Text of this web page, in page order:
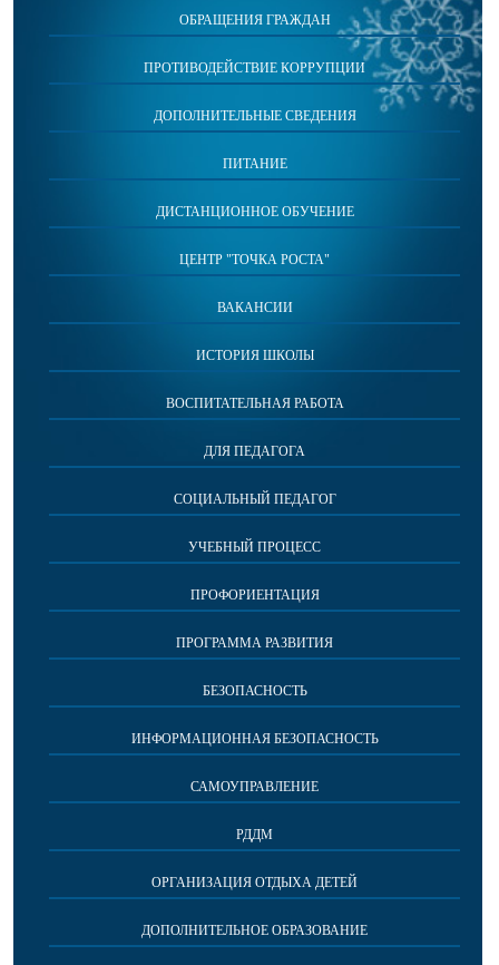
ОБРАЩЕНИЯ ГРАЖДАН
ПРОТИВОДЕЙСТВИЕ КОРРУПЦИИ
ДОПОЛНИТЕЛЬНЫЕ СВЕДЕНИЯ
ПИТАНИЕ
ДИСТАНЦИОННОЕ ОБУЧЕНИЕ
ЦЕНТР "ТОЧКА РОСТА"
ВАКАНСИИ
ИСТОРИЯ ШКОЛЫ
ВОСПИТАТЕЛЬНАЯ РАБОТА
ДЛЯ ПЕДАГОГА
СОЦИАЛЬНЫЙ ПЕДАГОГ
УЧЕБНЫЙ ПРОЦЕСС
ПРОФОРИЕНТАЦИЯ
ПРОГРАММА РАЗВИТИЯ
БЕЗОПАСНОСТЬ
ИНФОРМАЦИОННАЯ БЕЗОПАСНОСТЬ
САМОУПРАВЛЕНИЕ
РДДМ
ОРГАНИЗАЦИЯ ОТДЫХА ДЕТЕЙ
ДОПОЛНИТЕЛЬНОЕ ОБРАЗОВАНИЕ